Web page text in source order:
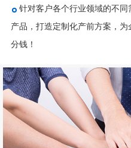
针对客户各个行业领域的不
产品，打造定制化产前方案，
分钱！